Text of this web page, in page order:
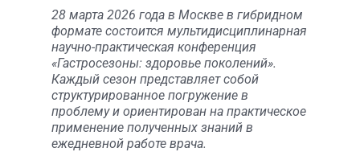
28 марта 2026 года в Москве в гибридном
формате состоится мультидисциплинарная
научно-практическая конференция
«Гастросезоны: здоровье поколений».
Каждый сезон представляет собой
структурированное погружение в
проблему и ориентирован на практическое
применение полученных знаний в
ежедневной работе врача.